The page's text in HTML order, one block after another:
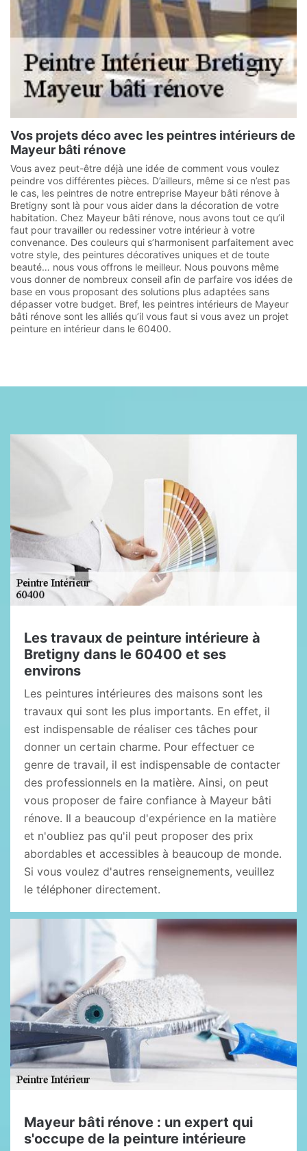
Vos projets déco avec les peintres intérieurs de
Mayeur bâti rénove
Vous avez peut-être déjà une idée de comment vous voulez
peindre vos différentes pièces. D’ailleurs, même si ce n’est pas
le cas, les peintres de notre entreprise Mayeur bâti rénove à
Bretigny sont là pour vous aider dans la décoration de votre
habitation. Chez Mayeur bâti rénove, nous avons tout ce qu’il
faut pour travailler ou redessiner votre intérieur à votre
convenance. Des couleurs qui s’harmonisent parfaitement avec
votre style, des peintures décoratives uniques et de toute
beauté… nous vous offrons le meilleur. Nous pouvons même
vous donner de nombreux conseil afin de parfaire vos idées de
base en vous proposant des solutions plus adaptées sans
dépasser votre budget. Bref, les peintres intérieurs de Mayeur
bâti rénove sont les alliés qu’il vous faut si vous avez un projet
peinture en intérieur dans le 60400.
Les travaux de peinture intérieure à
Bretigny dans le 60400 et ses
environs
Les peintures intérieures des maisons sont les
travaux qui sont les plus importants. En effet, il
est indispensable de réaliser ces tâches pour
donner un certain charme. Pour effectuer ce
genre de travail, il est indispensable de contacter
des professionnels en la matière. Ainsi, on peut
vous proposer de faire confiance à Mayeur bâti
rénove. Il a beaucoup d'expérience en la matière
et n'oubliez pas qu'il peut proposer des prix
abordables et accessibles à beaucoup de monde.
Si vous voulez d'autres renseignements, veuillez
le téléphoner directement.
Mayeur bâti rénove : un expert qui
s'occupe de la peinture intérieure